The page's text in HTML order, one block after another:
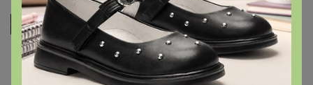
katrin_lisa_z
Хоть и маленькая, но уж очень удобная!
30 марта, 2018 11:24